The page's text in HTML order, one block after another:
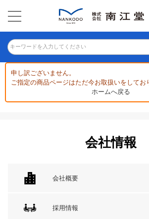
キーワードを入力してください
申し訳ございません。
ご指定の商品ページはただ今お取扱いをしてお
ホームへ戻る
会社情報
会社概要
採用情報